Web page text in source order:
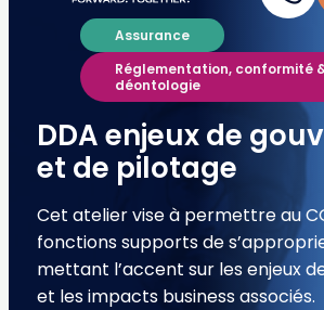
Assurance
Réglementation, conformité
déontologie
DDA enjeux de
et de pilotage
Cet atelier vise à permettre au
fonctions supports de
mettant l’accent sur les enjeux
et les impacts business associés.